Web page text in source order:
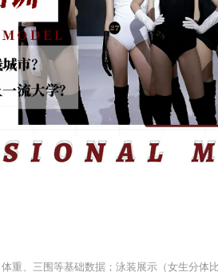
重、三围等基础数据；泳装展示（女生分